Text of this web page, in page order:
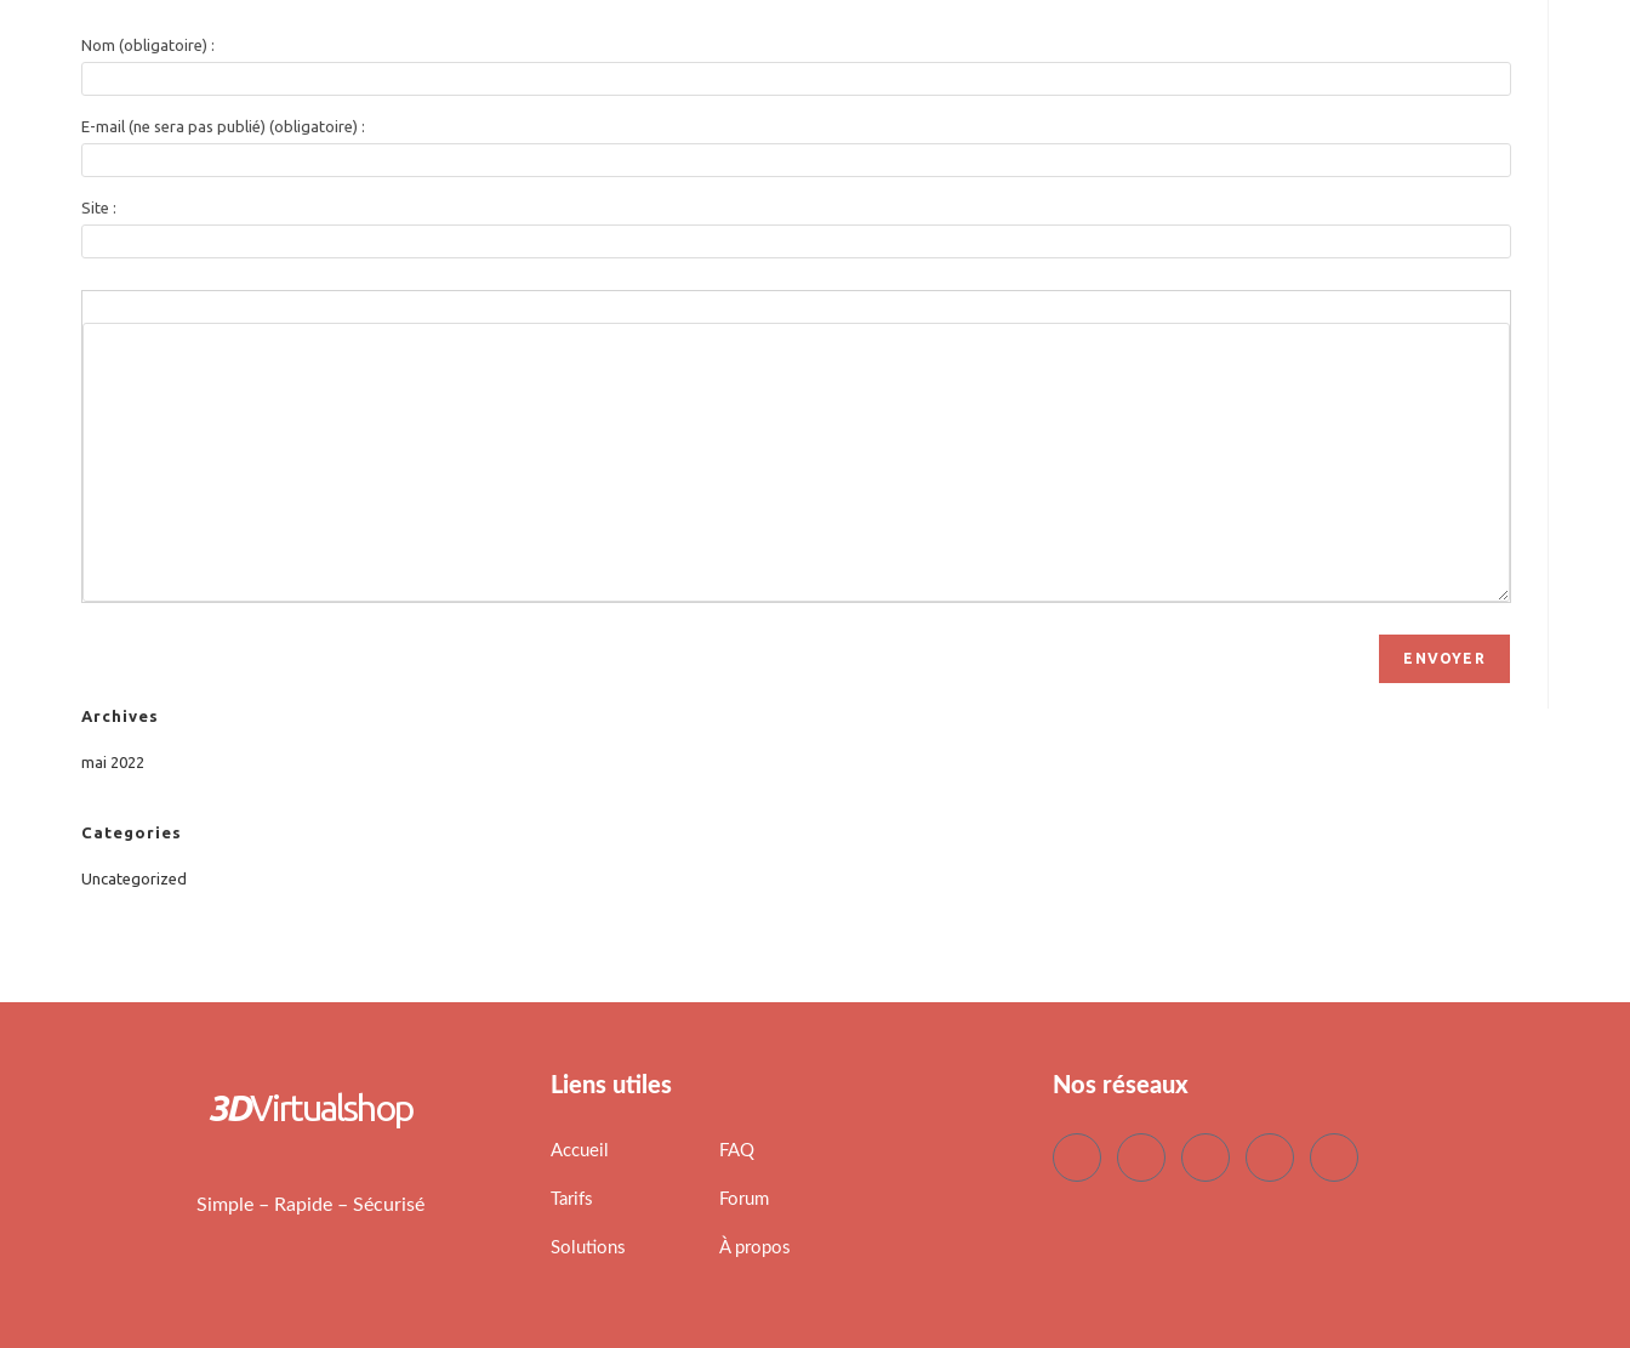
Nom (obligatoire) :
E-mail (ne sera pas publié) (obligatoire) :
Site :
ENVOYER
Archives
mai 2022
Categories
Uncategorized
3DVirtualshop
Simple – Rapide – Sécurisé
Liens utiles
Accueil
Tarifs
Solutions
FAQ
Forum
À propos
Nos réseaux